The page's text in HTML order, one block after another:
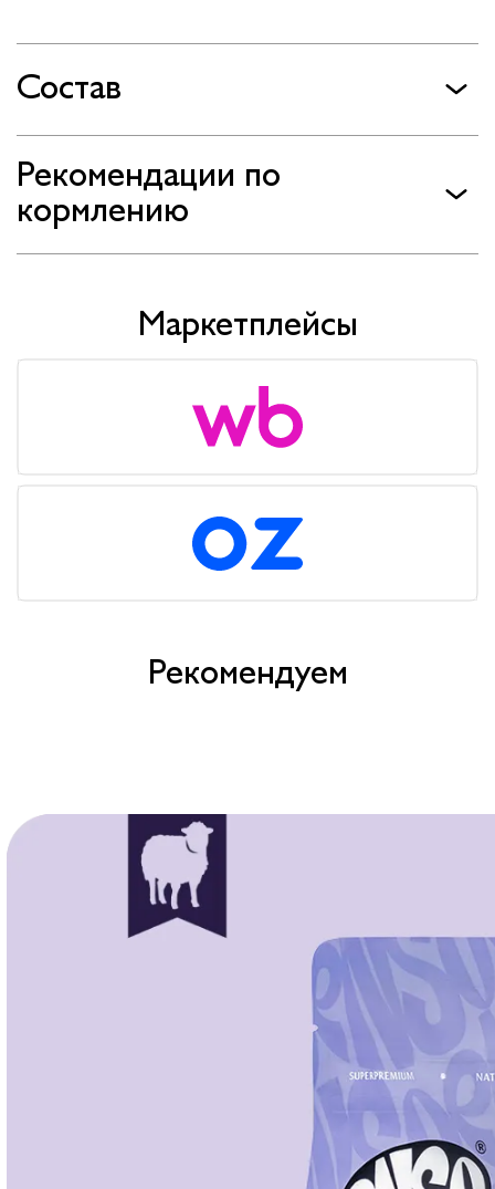
Состав
Рекомендации по
кормлению
Маркетплейсы
Рекомендуем